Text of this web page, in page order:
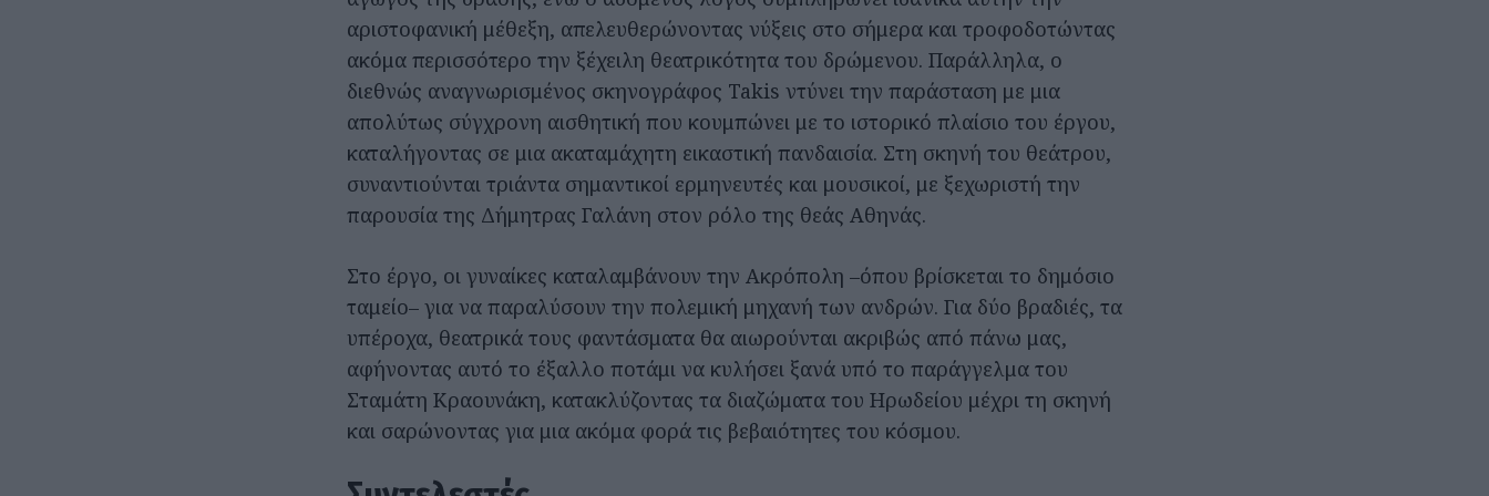
αριστοφανική μέθεξη, απελευθερώνοντας νύξεις στο σήμερα και τροφοδοτώντας
ακόμα περισσότερο την ξέχειλη θεατρικότητα του δρώμενου. Παράλληλα, ο
διεθνώς αναγνωρισμένος σκηνογράφος Takis ντύνει την παράσταση με μια
απολύτως σύγχρονη αισθητική που κουμπώνει με το ιστορικό πλαίσιο του έργου,
καταλήγοντας σε μια ακαταμάχητη εικαστική πανδαισία. Στη σκηνή του θεάτρου,
συναντιούνται τριάντα σημαντικοί ερμηνευτές και μουσικοί, με ξεχωριστή την
παρουσία της Δήμητρας Γαλάνη στον ρόλο της θεάς Αθηνάς.
Στο έργο, οι γυναίκες καταλαμβάνουν την Ακρόπολη –όπου βρίσκεται το δημόσιο
ταμείο– για να παραλύσουν την πολεμική μηχανή των ανδρών. Για δύο βραδιές, τα
υπέροχα, θεατρικά τους φαντάσματα θα αιωρούνται ακριβώς από πάνω μας,
αφήνοντας αυτό το έξαλλο ποτάμι να κυλήσει ξανά υπό το παράγγελμα του
Σταμάτη Κραουνάκη, κατακλύζοντας τα διαζώματα του Ηρωδείου μέχρι τη σκηνή
και σαρώνοντας για μια ακόμα φορά τις βεβαιότητες του κόσμου.